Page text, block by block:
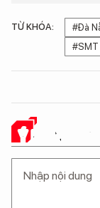
TỪ KHÓA: #Đà
#SMT
Ý KIẾN CỦA